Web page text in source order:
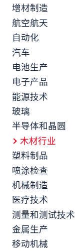
增材制造
航空航天
自动化
汽车
电池生产
电子产品
能源技术
玻璃
半导体和晶圆
木材行业
塑料制品
喷涂检查
机械制造
医疗技术
测量和测试技术
金属生产
移动机械